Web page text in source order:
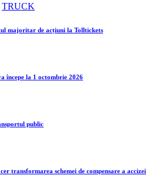
TRUCK
majoritar de acțiuni la Tolltickets
începe la 1 octombrie 2026
public
transformarea schemei de compensare a accizei